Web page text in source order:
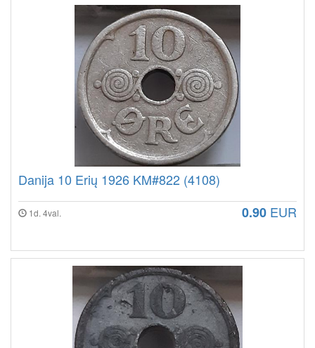
Danija 10 Erių 1926 KM#822 (4108)
1d. 4val. 0.90 EUR